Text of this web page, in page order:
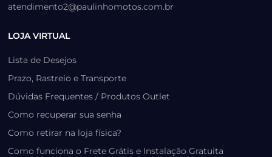
atendimento2@paulinhomotos.com.br
LOJA VIRTUAL
Lista de Desejos
Prazo, Rastreio e Transporte
Dúvidas Frequentes / Produtos Outlet
Como recuperar sua senha
Como retirar na loja física?
Como funciona o Frete Grátis e Instalação Gratuita